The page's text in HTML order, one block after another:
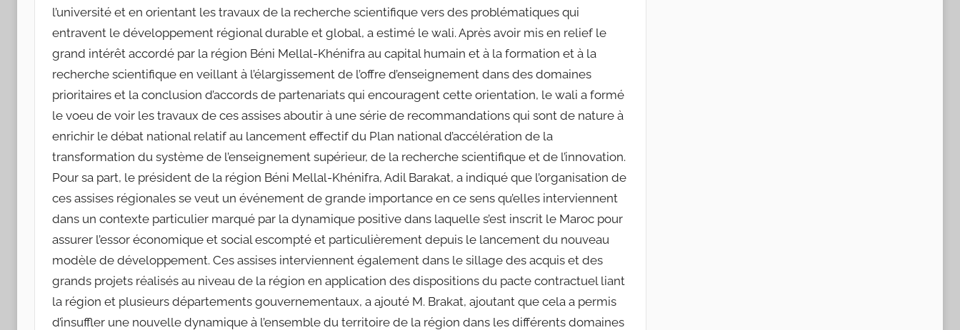
l’université et en orientant les travaux de la recherche scientifique vers des problématiques qui
entravent le développement régional durable et global, a estimé le wali. Après avoir mis en relief le
grand intérêt accordé par la région Béni Mellal-Khénifra au capital humain et à la formation et à la
recherche scientifique en veillant à l’élargissement de l’offre d’enseignement dans des domaines
prioritaires et la conclusion d’accords de partenariats qui encouragent cette orientation, le wali a formé
le voeu de voir les travaux de ces assises aboutir à une série de recommandations qui sont de nature à
enrichir le débat national relatif au lancement effectif du Plan national d’accélération de la
transformation du système de l’enseignement supérieur, de la recherche scientifique et de l’innovation.
Pour sa part, le président de la région Béni Mellal-Khénifra, Adil Barakat, a indiqué que l’organisation de
ces assises régionales se veut un événement de grande importance en ce sens qu’elles interviennent
dans un contexte particulier marqué par la dynamique positive dans laquelle s’est inscrit le Maroc pour
assurer l’essor économique et social escompté et particulièrement depuis le lancement du nouveau
modèle de développement. Ces assises interviennent également dans le sillage des acquis et des
grands projets réalisés au niveau de la région en application des dispositions du pacte contractuel liant
la région et plusieurs départements gouvernementaux, a ajouté M. Brakat, ajoutant que cela a permis
d’insuffler une nouvelle dynamique à l’ensemble du territoire de la région dans les différents domaines